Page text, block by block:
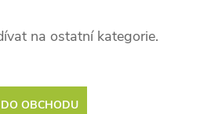
na ostatní kategorie.
OBCHODU